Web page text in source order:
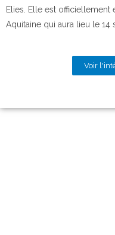
Elies. Elle est
Aquitaine qui aura lieu le 14
Voir